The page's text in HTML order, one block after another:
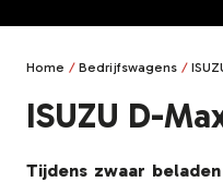
Home Bedrijfswagens
ISUZU D-
Tijdens zwaar